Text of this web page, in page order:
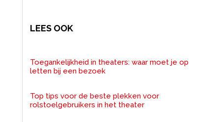
LEES OOK
Toegankelijkheid in theaters: waar moet je op
letten bij een bezoek
Top tips voor de beste plekken voor
rolstoelgebruikers in het theater